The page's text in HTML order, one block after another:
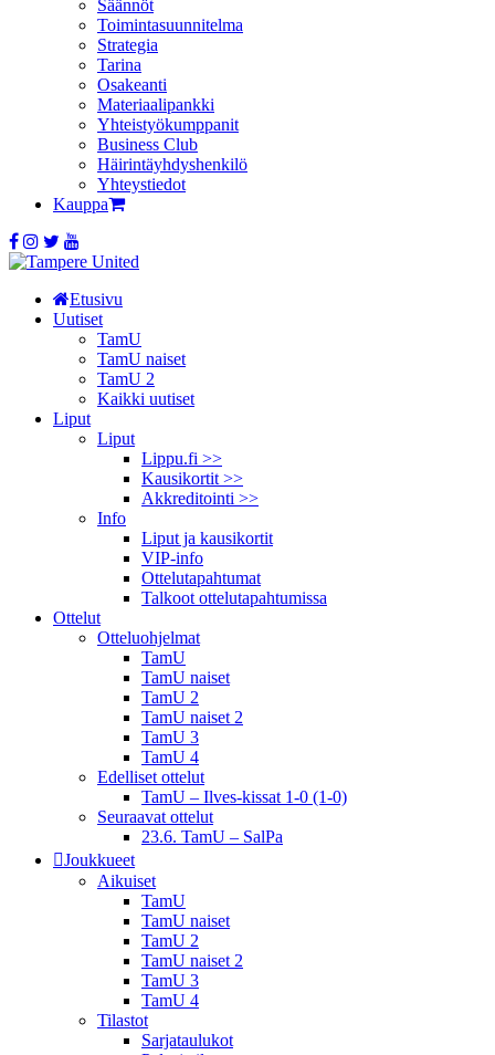
Säännöt
Toimintasuunnitelma
Strategia
Tarina
Osakeanti
Materiaalipankki
Yhteistyö­kumppanit
Business Club
Häirintä­yhdyshenkilö
Yhteystiedot
Kauppa
Etusivu
Uutiset
TamU
TamU naiset
TamU 2
Kaikki uutiset
Liput
Liput
Lippu.fi >>
Kausikortit >>
Akkreditointi >>
Info
Liput ja kausikortit
VIP-info
Ottelutapahtumat
Talkoot ottelu­tapahtumissa
Ottelut
Otteluohjelmat
TamU
TamU naiset
TamU 2
TamU naiset 2
TamU 3
TamU 4
Edelliset ottelut
TamU – Ilves-kissat 1-0 (1-0)
Seuraavat ottelut
23.6. TamU – SalPa
Joukkueet
Aikuiset
TamU
TamU naiset
TamU 2
TamU naiset 2
TamU 3
TamU 4
Tilastot
Sarjataulukot